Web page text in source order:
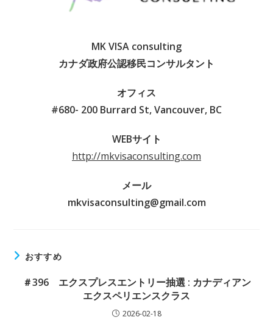
MK VISA consulting
カナダ政府公認移民コンサルタント
オフィス
#680- 200 Burrard St, Vancouver, BC
WEBサイト
http://mkvisaconsulting.com
メール
mkvisaconsulting@gmail.com
おすすめ
＃396 エクスプレスエントリー抽選 : カナディアン
エクスペリエンスクラス
2026-02-18